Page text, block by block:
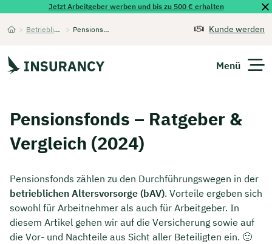
Jetzt Arbeitgeber werben und bis zu 500 € erhalten
> Betriebliche Altersvorsorge > Pensionsfonds Kunde werden
Menü
Unternehmen
Expats
Über Uns
Pensionsfonds – Ratgeber &
Vergleich (2024)
Pensionsfonds zählen zu den Durchführungswegen in der
betrieblichen Altersvorsorge (bAV). Vorteile ergeben sich
sowohl für Arbeitnehmer als auch für Arbeitgeber. In
diesem Artikel gehen wir auf die Versicherung sowie auf
die Vor- und Nachteile aus Sicht aller Beteiligten ein. 🙂